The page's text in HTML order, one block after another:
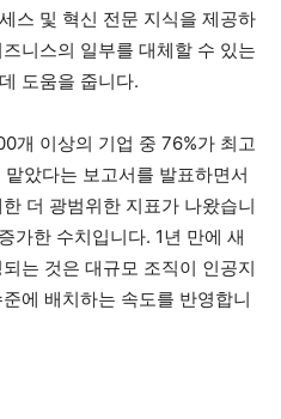
스 및 혁신 전문 지식을 제공하
니스의 일부를 대체할 수 있는
도움을 줍니다.
개 이상의 기업 중 76%가 최고
았다는 보고서를 발표하면서
더 광범위한 지표가 나왔습니
가한 수치입니다. 1년 만에 새
는 것은 대규모 조직이 인공지
에 배치하는 속도를 반영합니